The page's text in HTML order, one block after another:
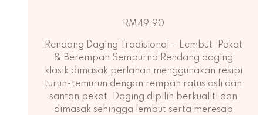
RM49.90
Rendang Daging Tradisional – Lembut, Pekat
& Berempah Sempurna Rendang daging
klasik dimasak perlahan menggunakan resipi
turun-temurun dengan rempah ratus asli dan
santan pekat. Daging dipilih berkualiti dan
dimasak sehingga lembut serta meresap